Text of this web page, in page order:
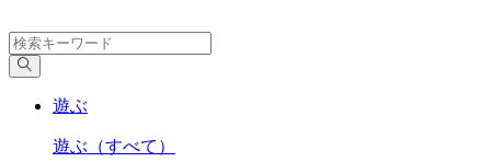
遊ぶ
遊ぶ （すべて）